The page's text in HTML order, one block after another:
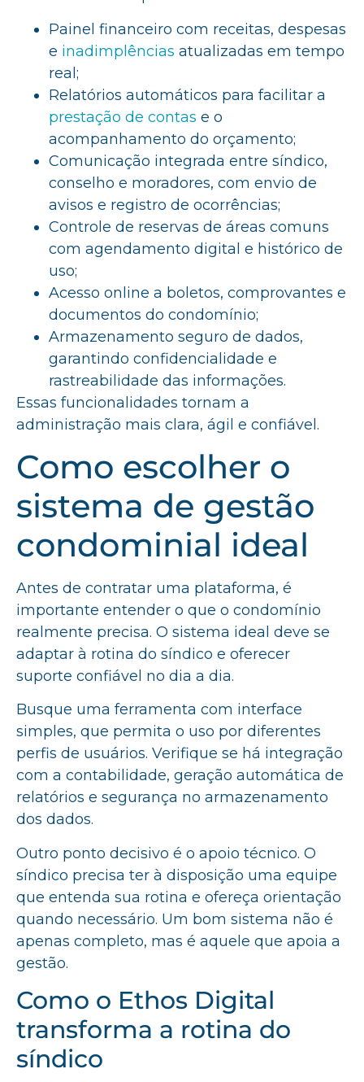
Painel financeiro com receitas, despesas
e inadimplências atualizadas em tempo
real;
Relatórios automáticos para facilitar a
prestação de contas e o
acompanhamento do orçamento;
Comunicação integrada entre síndico,
conselho e moradores, com envio de
avisos e registro de ocorrências;
Controle de reservas de áreas comuns
com agendamento digital e histórico de
uso;
Acesso online a boletos, comprovantes e
documentos do condomínio;
Armazenamento seguro de dados,
garantindo confidencialidade e
rastreabilidade das informações.
Essas funcionalidades tornam a
administração mais clara, ágil e confiável.
Como escolher o
sistema de gestão
condominial ideal
Antes de contratar uma plataforma, é
importante entender o que o condomínio
realmente precisa. O sistema ideal deve se
adaptar à rotina do síndico e oferecer
suporte confiável no dia a dia.
Busque uma ferramenta com interface
simples, que permita o uso por diferentes
perfis de usuários. Verifique se há integração
com a contabilidade, geração automática de
relatórios e segurança no armazenamento
dos dados.
Outro ponto decisivo é o apoio técnico. O
síndico precisa ter à disposição uma equipe
que entenda sua rotina e ofereça orientação
quando necessário. Um bom sistema não é
apenas completo, mas é aquele que apoia a
gestão.
Como o Ethos Digital
transforma a rotina do
síndico